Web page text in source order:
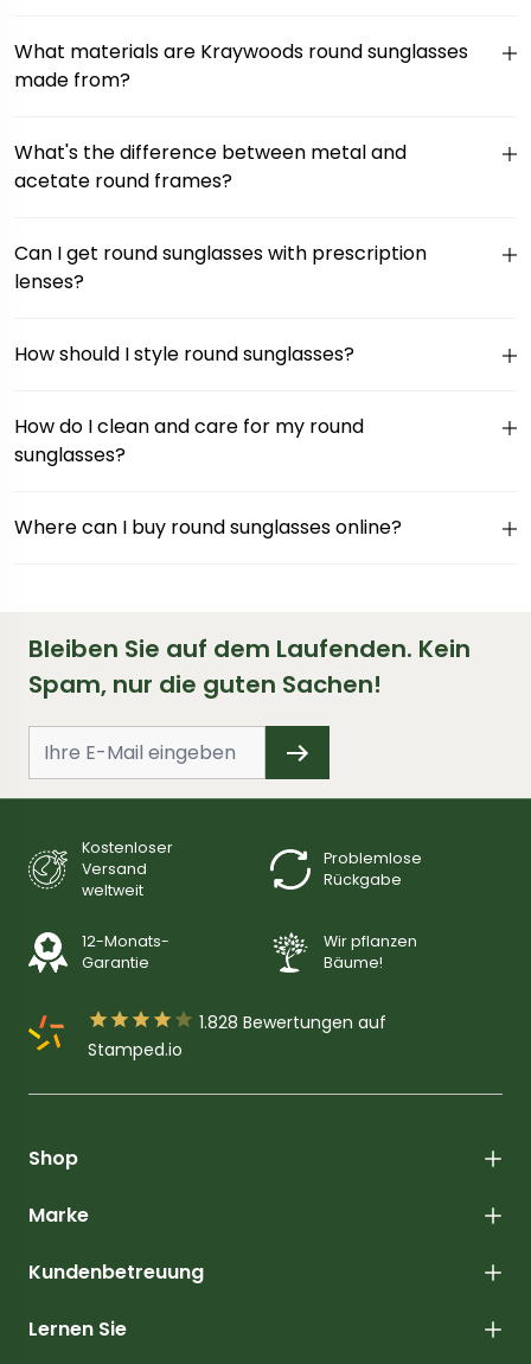
What materials are Kraywoods round sunglasses
made from?
What's the difference between metal and
acetate round frames?
Can I get round sunglasses with prescription
lenses?
How should I style round sunglasses?
How do I clean and care for my round
sunglasses?
Where can I buy round sunglasses online?
Bleiben Sie auf dem Laufenden. Kein
Spam, nur die guten Sachen!
Kostenloser
Versand
weltweit
Problemlose
Rückgabe
12-Monats-
Garantie
Wir pflanzen
Bäume!
     1.828 Bewertungen auf
Stamped.io
Shop
Marke
Kundenbetreuung
Lernen Sie